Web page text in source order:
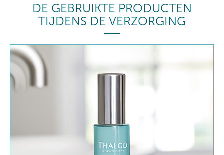
DE GEBRUIKTE PRODUCTEN
TIJDENS DE VERZORGING